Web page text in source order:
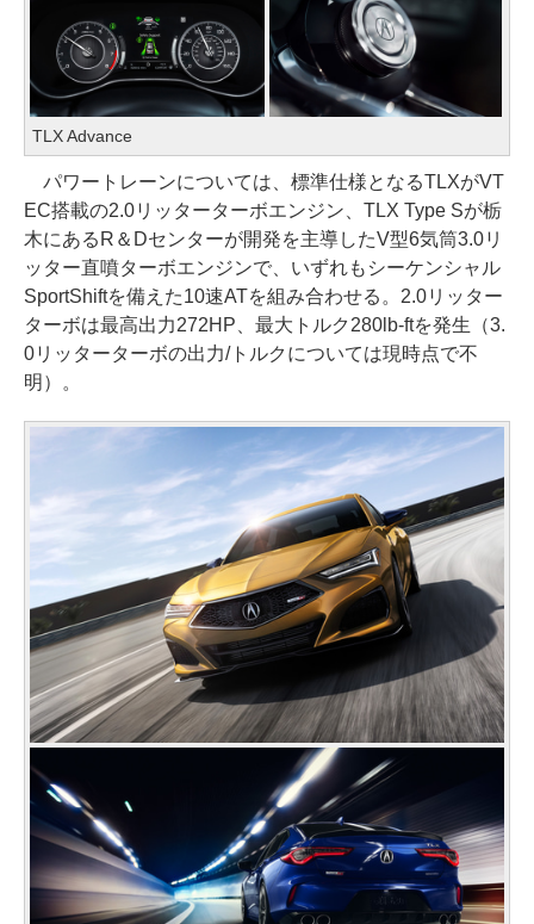
TLX Advance
パワートレーンについては、標準仕様となるTLXがVT
EC搭載の2.0リッターターボエンジン、TLX Type Sが栃
木にあるR＆Dセンターが開発を主導したV型6気筒3.0リ
ッター直噴ターボエンジンで、いずれもシーケンシャル
SportShiftを備えた10速ATを組み合わせる。2.0リッター
ターボは最高出力272HP、最大トルク280lb-ftを発生（3.
0リッターターボの出力/トルクについては現時点で不
明）。